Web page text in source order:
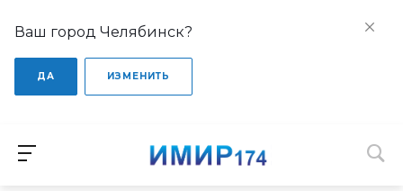
Ваш город Челябинск?
ДА ИЗМЕНИТЬ